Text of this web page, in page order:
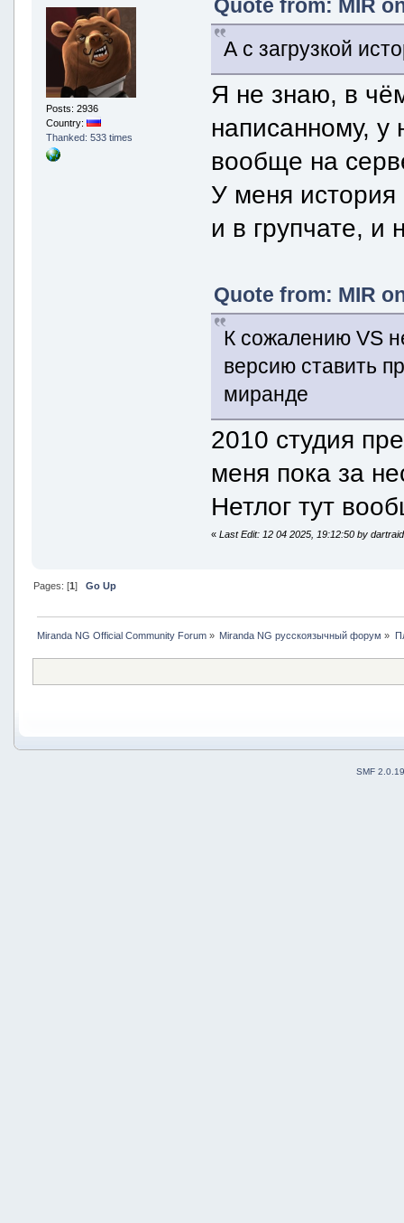
Posts: 2936
Country:
Thanked: 533 times
Quote from: MIR
А с загрузкой
Я не знаю, в
написанному, у
вообще на
У меня история
и в групчате, и
Quote from: MIR
К сожалению VS
версию ставить
миранде
2010 студия
меня пока за
Нетлог тут
«Last Edit: 12 04 2025, 19:12:50 by
Pages: [1] Go Up
Miranda NG Official Community Forum» Miranda NG русскоязычный форум »
SMF 2.0.19